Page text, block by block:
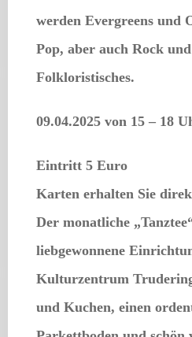
werden Evergreens und
Pop, aber auch Rock
Folkloristisches.
09.04.2025 von 15 – 18
Eintritt 5 Euro
Karten erhalten Sie
Der monatliche
liebgewonnene
Kulturzentrum
und Kuchen, einen